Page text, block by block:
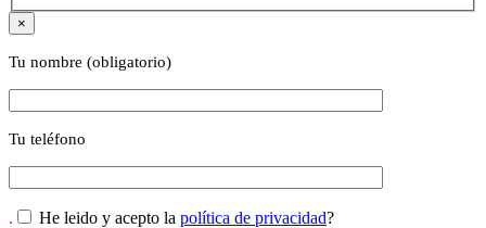
×
Tu nombre (obligatorio)
Tu teléfono
. He leido y acepto la política de privacidad?